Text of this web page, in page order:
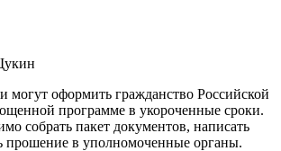
могут оформить гражданство Российской
программе в укороченные сроки.
собрать пакет документов, написать
прошение в уполномоченные органы.